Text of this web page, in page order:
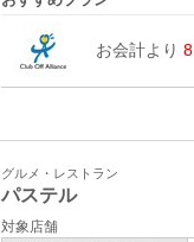
お会計より
グルメ・レストラン
パステル
対象店舗